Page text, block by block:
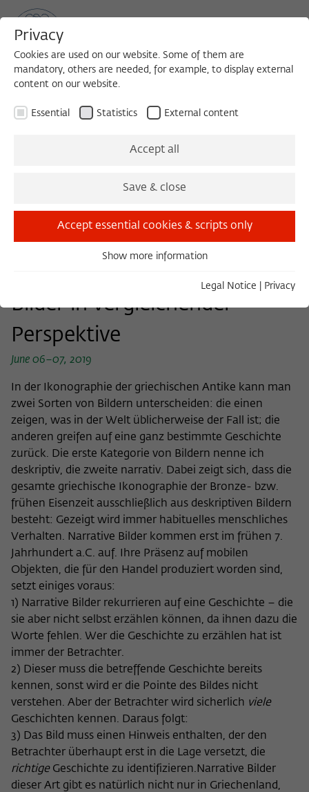
WORKSHOP 2018/2019
Bilder in vergleichender
Perspektive
June 06–07, 2019
In der Ikonographie der griechischen Antike kann man
zwei Sorten von Bildern unterscheiden: die einen
zeigen, was in der Welt üblicherweise der Fall ist; die
anderen greifen auf eine ganz bestimmte Geschichte
zurück. Die erste Kategorie von Bildern nenne ich
deskriptiv, die zweite narrativ. Dabei zeigt sich, dass die
gesamte griechische Ikonographie der Bronze- bzw.
frühen Eisenzeit ausschließlich aus deskriptiven Bildern
besteht: Gezeigt wird immer habituelles menschliches
Verhalten. Narrative Bilder kommen erst im frühen 7.
Jahrhundert a.C. auf. Ihre Präsenz auf mobilen
Objekten, die für den Handel produziert worden sind,
setzt einiges voraus:
1) Narrative Bilder rekurrieren auf eine Geschichte – die
sie aber nicht selbst erzählen können, da ihnen dazu die
Worte fehlen. Wer die Geschichte zu erzählen hat ist
immer der Betrachter.
2) Dieser muss die betreffende Geschichte bereits
kennen, sonst wird er die Pointe des Bildes nicht
verstehen. Aber der Betrachter wird sicherlich viele
Geschichten kennen. Daraus folgt:
3) Das Bild muss einen Hinweis enthalten, der den
Betrachter überhaupt erst in die Lage versetzt, die
richtigeGeschichte zu identifizieren.Narrative Bilder
dieser Art gibt es natürlich nicht nur in Griechenland,
Privacy
Cookies are used on our website. Some of them are
mandatory, others are needed, for example, to display external
content on our website.
Essential Statistics External content
Accept all
Save & close
Accept essential cookies & scripts only
Essential cookies are needed for basic functionality. This
cookie_optin
Provider
Lifetime 1 Year
Purpose
This cookie is used to store your cookie
settings for this website.
Name fe_typo_user
Provider Wissenschaftskolleg zu Berlin
Lifetime Session-Dauer
Purpose
This cookie is used to identify a session ID
when logging in to the internal area of
Statistics
These cookies are used to collect statistics regarding the
use of our website content on our self-administered
statistics platform Matomo. The information collected
about the use of the website is exclusively available to the
Wissenschaftskolleg zu Berlin and will not be passed on to
third parties.
Name _pk_id
Lifetime 13 Monate
Purpose
This cookie is used to store some details
about the user, such as the unique visitor
ID
Name _pk_ref
Provider Matomo
Lifetime 6 Monate
Purpose
This cookie is used to store from which
website or search engine the visitor was
redirected to wiko-berlin.de through a
link.
Show cookie information
External content
We use external content on our website to offer you
additional information. This external content is, for example,
videos from the video platform Vimeo and content from the
news service Bluesky. If you agree to the display of external
content, Vimeo uses the local memory of the browser to
store information about your interaction with videos (e.g.
frequency of viewing, duration of playback time, etc).
Show more information
Legal Notice Privacy